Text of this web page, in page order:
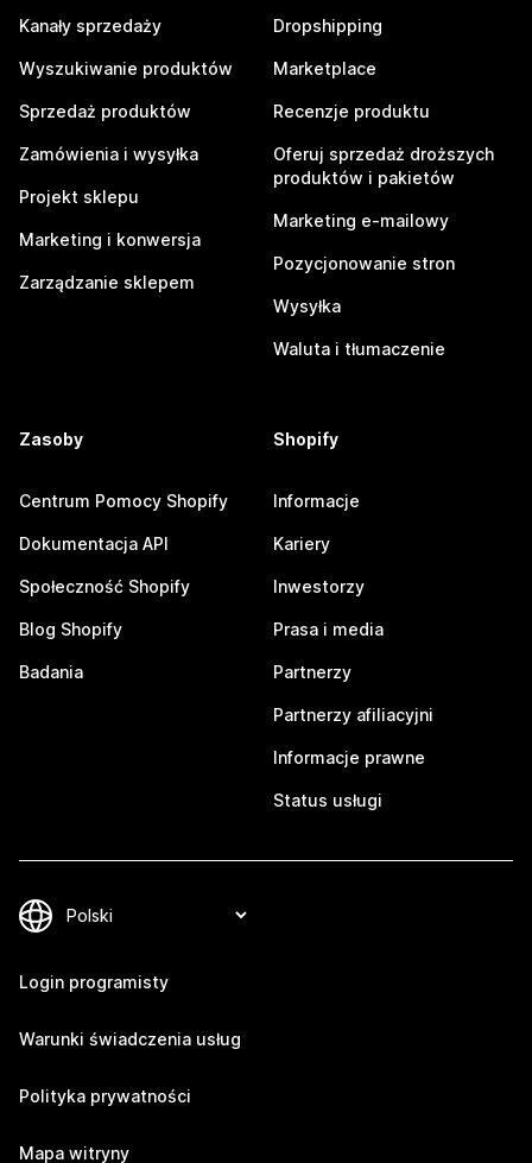
Kanały sprzedaży
Wyszukiwanie produktów
Sprzedaż produktów
Zamówienia i wysyłka
Projekt sklepu
Marketing i konwersja
Zarządzanie sklepem
Dropshipping
Marketplace
Recenzje produktu
Oferuj sprzedaż droższych
produktów i pakietów
Marketing e-mailowy
Pozycjonowanie stron
Wysyłka
Waluta i tłumaczenie
Zasoby
Centrum Pomocy Shopify
Dokumentacja API
Społeczność Shopify
Blog Shopify
Badania
Shopify
Informacje
Kariery
Inwestorzy
Prasa i media
Partnerzy
Partnerzy afiliacyjni
Informacje prawne
Status usługi
Login programisty
Warunki świadczenia usług
Polityka prywatności
Mapa witryny